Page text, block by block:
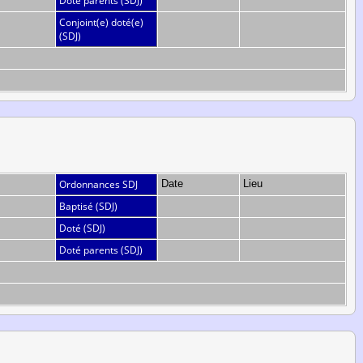
Conjoint(e) doté(e)
(SDJ)
Ordonnances SDJ Date Lieu
Baptisé (SDJ)
Doté (SDJ)
Doté parents (SDJ)